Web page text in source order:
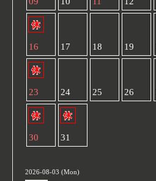
16 17 18 19
23 24 25 26
30 31
2026-08-03 (Mon)